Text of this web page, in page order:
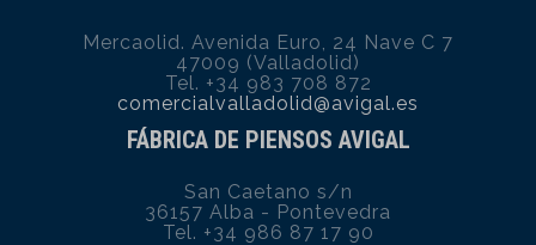
Mercaolid. Avenida Euro, 24 Nave C 7
47009 (Valladolid)
Tel. +34 983 708 872
comercialvalladolid@avigal.es
FÁBRICA DE PIENSOS AVIGAL
San Caetano s/n
36157 Alba - Pontevedra
Tel. +34 986 87 17 90